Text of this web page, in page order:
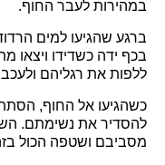
במהירות לעבר החוף.
ברגע שהגיעו למים
בכף ידה כשדידו ויצאו
ללפות את רגליהם
כשהגיעו אל החוף,
להסדיר את נשימתם.
מסביבם ושטפה הכול